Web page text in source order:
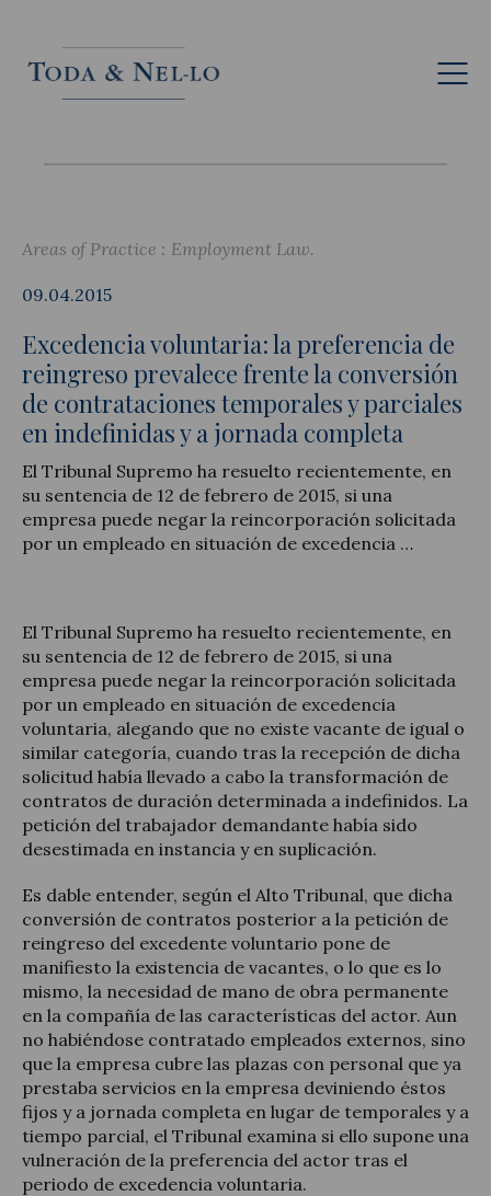
Eng
News and Articles
Areas of Practice : Employment Law
09.04.2015
Excedencia voluntaria: la preferencia de
reingreso prevalece frente la conversión
de contrataciones temporales y parciales
en indefinidas y a jornada completa
El Tribunal Supremo ha resuelto recientemente, en
su sentencia de 12 de febrero de 2015, si una
empresa puede negar la reincorporación solicitada
por un empleado en situación de excedencia …
El Tribunal Supremo ha resuelto recientemente, en
su sentencia de 12 de febrero de 2015, si una
empresa puede negar la reincorporación solicitada
por un empleado en situación de excedencia
voluntaria, alegando que no existe vacante de igual o
similar categoría, cuando tras la recepción de dicha
solicitud había llevado a cabo la transformación de
contratos de duración determinada a indefinidos. La
petición del trabajador demandante había sido
desestimada en instancia y en suplicación.
Es dable entender, según el Alto Tribunal, que dicha
conversión de contratos posterior a la petición de
reingreso del excedente voluntario pone de
manifiesto la existencia de vacantes, o lo que es lo
mismo, la necesidad de mano de obra permanente
en la compañía de las características del actor. Aun
no habiéndose contratado empleados externos, sino
que la empresa cubre las plazas con personal que ya
prestaba servicios en la empresa deviniendo éstos
fijos y a jornada completa en lugar de temporales y a
tiempo parcial, el Tribunal examina si ello supone una
vulneración de la preferencia del actor tras el
periodo de excedencia voluntaria.